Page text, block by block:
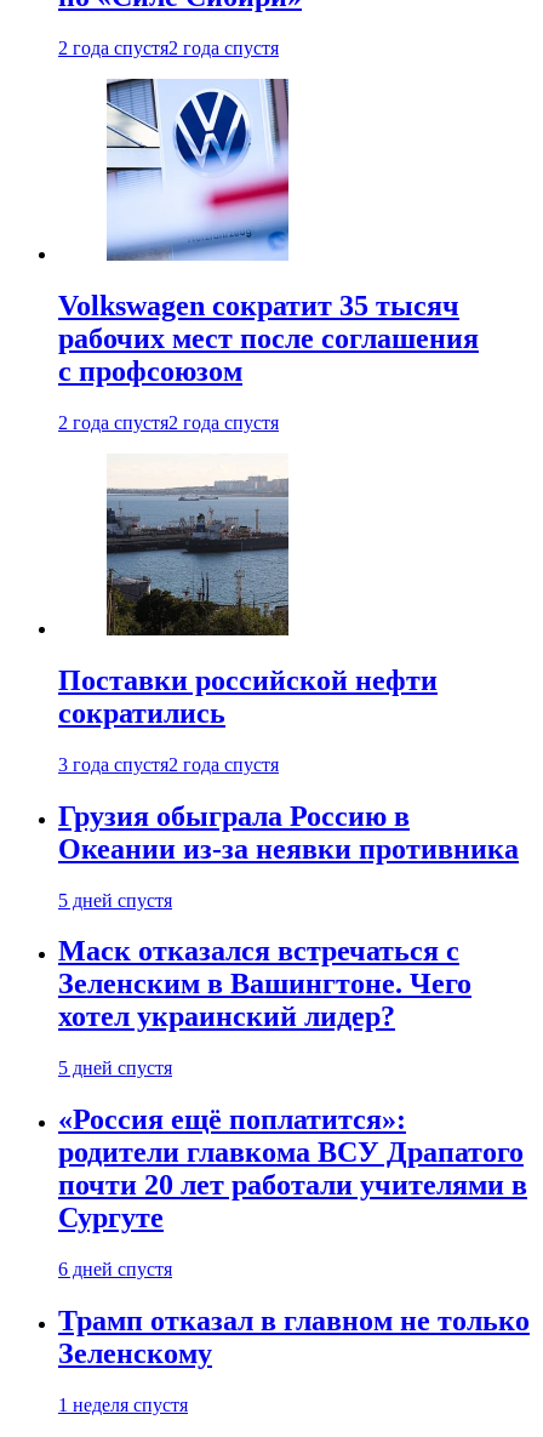
2 года спустя2 года спустя
Volkswagen сократит 35 тысяч
рабочих мест после соглашения
с профсоюзом
2 года спустя2 года спустя
Поставки российской нефти
сократились
3 года спустя2 года спустя
Грузия обыграла Россию в
Океании из-за неявки противника
5 дней спустя
Маск отказался встречаться с
Зеленским в Вашингтоне. Чего
хотел украинский лидер?
5 дней спустя
«Россия ещё поплатится»:
родители главкома ВСУ Драпатого
почти 20 лет работали учителями в
Сургуте
6 дней спустя
Трамп отказал в главном не только
Зеленскому
1 неделя спустя